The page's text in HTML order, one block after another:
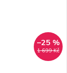
1 699 Kč
–25 %